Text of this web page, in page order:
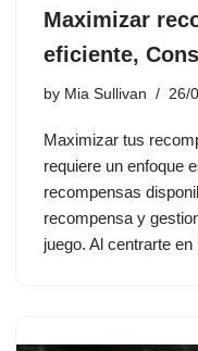
Maximizar
eficiente,
by Mia Sullivan 26/
Maximizar tus
requiere un enfoque
recompensas
recompensa y
juego. Al centrarte